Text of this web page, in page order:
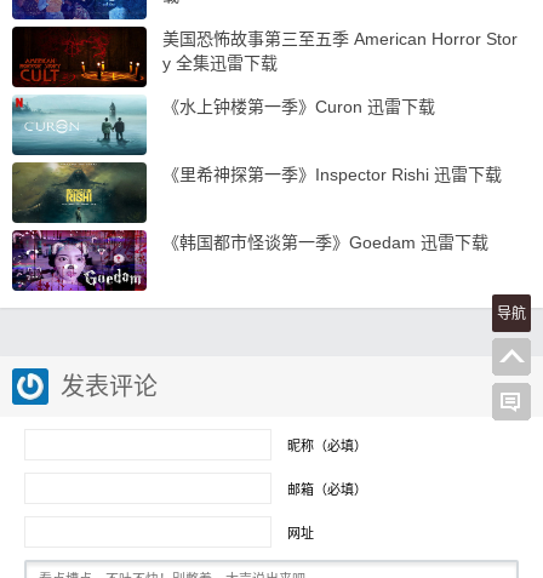
美国恐怖故事第三至五季 American Horror Stor
y 全集迅雷下载
《水上钟楼第一季》Curon 迅雷下载
《里希神探第一季》Inspector Rishi 迅雷下载
《韩国都市怪谈第一季》Goedam 迅雷下载
发表评论
昵称（必填）
邮箱（必填）
网址
导航